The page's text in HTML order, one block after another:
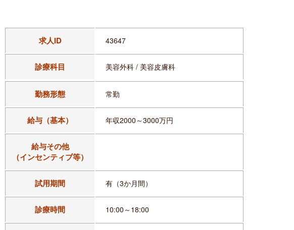
求人ID 43647
診療科目 美容外科 / 美容皮膚科
勤務形態 常勤
給与（基本） 年収2000～3000万円
給与その他
（インセンティブ等）
試用期間 有（3か月間）
診療時間 10:00～18:00